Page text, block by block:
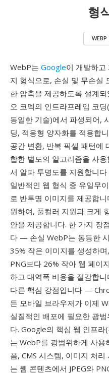
형
WEBP
WebP는 Google이 개발하
지 형식으로, 손실 및 무손실
한 압축을 제공하도록 설계
오 코덱의 인트라프레임 코
동일한 기술)에서 파생되어,
딩, 적응형 양자화를 적용합
공간 변환, 반복 픽셀 패턴에
합한 별도의 알고리즘을 사
서 알파 투명도를 지원합니
일반적인 웹 형식 중 유일무
로 반투명 이미지를 제공합
원하여, 풀컬러 지원과 크게
안을 제공합니다. 한 가지 장
다 — 손실 WebP는 동등한
35% 작은 이미지를 생성하
PNG보다 26% 작아 웹 페이
하고 대역폭 비용을 절감합
다른 핵심 강점입니다 —
든 모바일 브라우저가 이제
실질적인 배포에 필요한 광
다. Google의 핵심 웹 인프
는 WebP를 광범위하게 사용
폼, CMS 시스템, 이미지 처
는 웹 콘텐츠에서 JPEG와